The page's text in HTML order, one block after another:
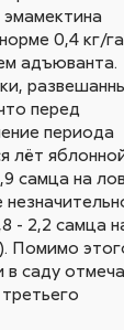
0,4 кг/га
адъюванта.
перед
периода
лёт
самца на
- 2,2 самца
Помимо
саду